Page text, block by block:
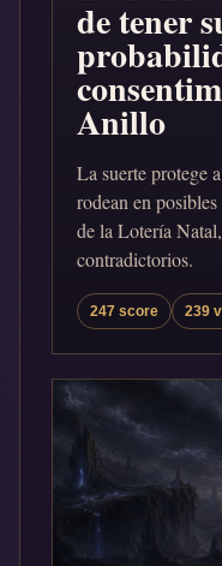
de tener
Anillo
La suerte protege
rodean en
de la Lotería
contradictorios.
247 score 239